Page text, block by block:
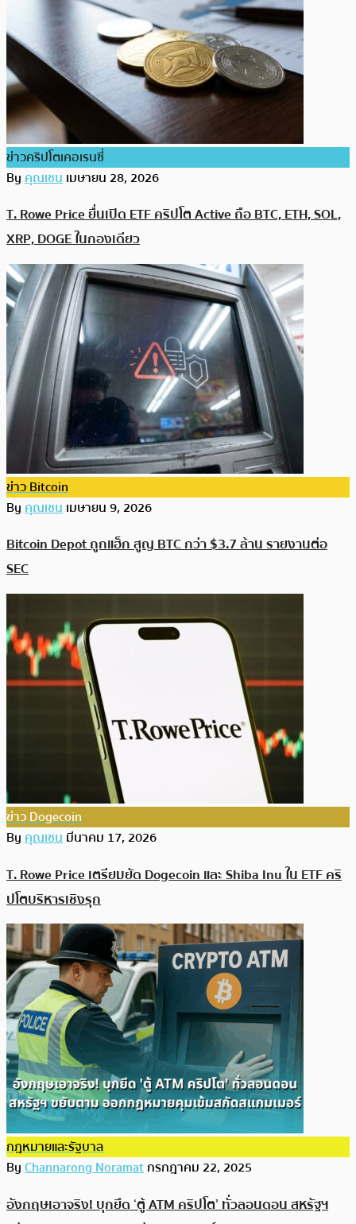
ข่าวคริปโตเคอเรนซี่
Byคุณเชนเมษายน 28, 2026
T. Rowe Price ยื่นเปิด ETF คริปโต Active ถือ BTC, ETH, SOL,
XRP, DOGE ในกองเดียว
ข่าว Bitcoin
Byคุณเชนเมษายน 9, 2026
Bitcoin Depot ถูกแฮ็ก สูญ BTC กว่า $3.7 ล้าน รายงานต่อ
SEC
ข่าว Dogecoin
Byคุณเชนมีนาคม 17, 2026
T. Rowe Price เตรียมยัด Dogecoin และ Shiba Inu ใน ETF คริ
ปโตบริหารเชิงรุก
กฎหมายและรัฐบาล
ByChannarong Noramatกรกฎาคม 22, 2025
อังกฤษเอาจริง! บุกยึด ‘ตู้ ATM คริปโต’ ทั่วลอนดอน สหรัฐฯ